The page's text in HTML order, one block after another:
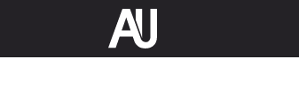
contenido